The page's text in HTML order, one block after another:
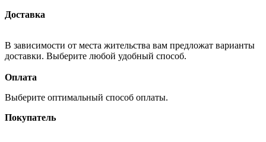
Доставка
В зависимости от места жительства вам предложат варианты
доставки. Выберите любой удобный способ.
Оплата
Выберите оптимальный способ оплаты.
Покупатель